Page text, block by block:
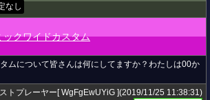
なし
ックワイドカスタム
ムについて皆さんは何にしてますか？わたしは00か
トプレーヤー[ WgFgEwUYiG ](2019/11/25 11:38:31)